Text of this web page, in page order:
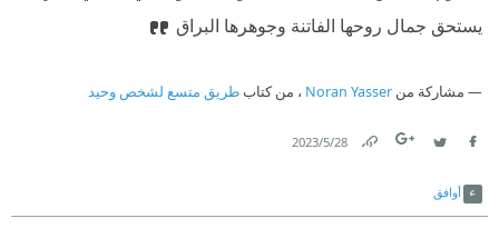
يستحق جمال روحها الفاتنة وجوهرها البراق
مشاركة من Noran Yasser ، من كتابطريق متسع لشخص وحيد
28‏/5‏/2023
أوافق